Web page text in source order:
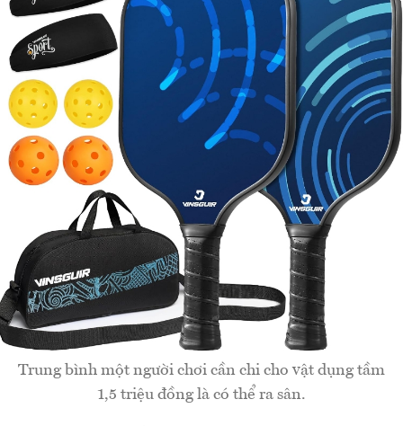
Trung bình một người chơi cần chi cho vật dụng tầm
1,5 triệu đồng là có thể ra sân.